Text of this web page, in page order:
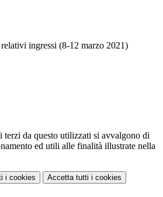
ingressi (8-12 marzo 2021)
terzi da questo utilizzati si avvalgono di
ed utili alle finalità illustrate nella
i cookies Accetta tutti i cookies